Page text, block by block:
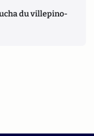
du villepino-